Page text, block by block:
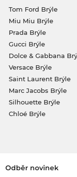
Tom Ford Brýle
Miu Miu Brýle
Prada Brýle
Gucci Brýle
Dolce & Gabbana
Versace Brýle
Saint Laurent Brýle
Marc Jacobs Brýle
Silhouette Brýle
Chloé Brýle
Odběr novinek